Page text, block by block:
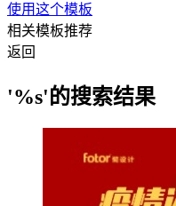
使用这个模板
相关模板推荐
返回
'%s'的搜索结果